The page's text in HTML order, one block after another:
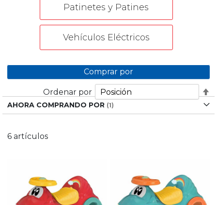
Patinetes y Patines
Vehículos Eléctricos
6 artículos
Ordenar por
Comprar por
AHORA COMPRANDO POR